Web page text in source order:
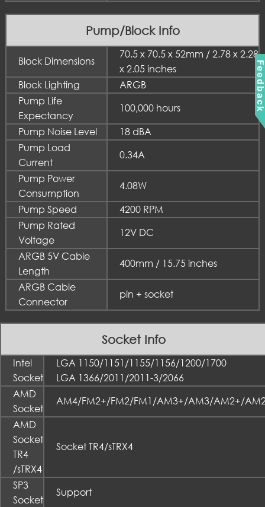
Pump/Block Info
Block Dimensions
70.5 x 70.5 x 52mm / 2.78 x 2.28
x 2.05 inches
Block Lighting
ARGB
Pump Life
Expectancy
100,000 hours
Pump Noise Level
18 dBA
Pump Load
Current
0.34A
Pump Power
Consumption
4.08W
Pump Speed
4200 RPM
Pump Rated
Voltage
12V DC
ARGB 5V Cable
Length
400mm / 15.75 inches
ARGB Cable
Connector
pin + socket
Socket Info
Intel
Socket
LGA 1150/1151/1155/1156/1200/1700
LGA 1366/2011/2011-3/2066
AMD
Socket
AM4/FM2+/FM2/FM1/AM3+/AM3/AM2+/
AMD
Socket
TR4
/sTRX4
Socket TR4/sTRX4
SP3
Socket
Support